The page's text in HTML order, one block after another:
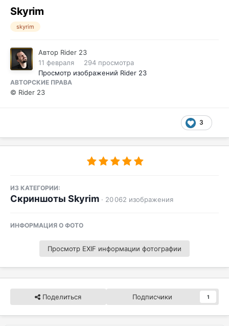
Skyrim
skyrim
Автор Rider 23
11 февраля
294 просмотра
Просмотр изображений Rider 23
АВТОРСКИЕ ПРАВА
© Rider 23
3
ИЗ КАТЕГОРИИ:
Скриншоты Skyrim · 20 062 изображения
ИНФОРМАЦИЯ О ФОТО
Просмотр EXIF информации фотографии
Поделиться Подписчики 1